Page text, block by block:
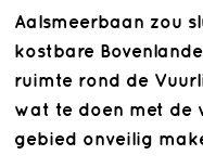
Aalsmeerbaan zou
kostbare
ruimte rond de
wat te doen met de
gebied onveilig